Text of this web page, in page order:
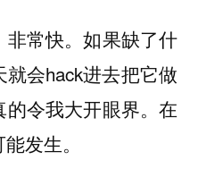
常快。如果缺了什
会hack进去把它做
令我大开眼界。在
发生。